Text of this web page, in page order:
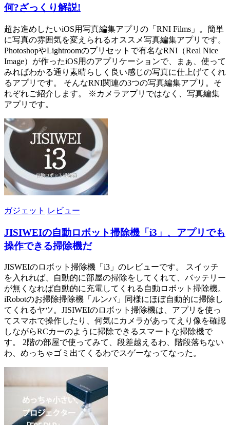
何?ざっくり解説!
超お進めしたいiOS用写真編集アプリの「RNI Films」。簡単
に写真の雰囲気を変えられるオススメ写真編集アプリです。
PhotoshopやLightroomのプリセットで有名なRNI（Real Nice
Image）が作ったiOS用のアプリケーションで、まぁ、使って
みればわかる通り素晴らしく良い感じの写真に仕上げてくれ
るアプリです。 そんなRNI関連の3つの写真編集アプリ。そ
れぞれご紹介します。 ※カメラアプリではなく、写真編集
アプリです。
ガジェット レビュー
JISIWEIの自動ロボット掃除機「i3」、アプリでも
操作できる掃除機だ
JISWEIのロボット掃除機「i3」のレビューです。 スイッチ
を入れれば、自動的に部屋の掃除をしてくれて、バッテリー
が無くなれば自動的に充電してくれる自動ロボット掃除機。
iRobotのお掃除掃除機「ルンバ」同様にほぼ自動的に掃除し
てくれるヤツ。JISIWEIのロボット掃除機は、アプリを使っ
てスマホで操作したり、何気にカメラがあってえり像を確認
しながらRCカーのように掃除できるスマートな掃除機で
す。 2階の部屋で使ってみて、段差越えるわ、階段落ちない
わ、めっちゃゴミ出てくるわでスゲーなってなった。